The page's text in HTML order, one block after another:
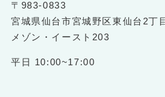
〒983-0833
宮城県仙台市宮城野区東仙台2丁
メゾン・イースト203
平日 10:00~17:00